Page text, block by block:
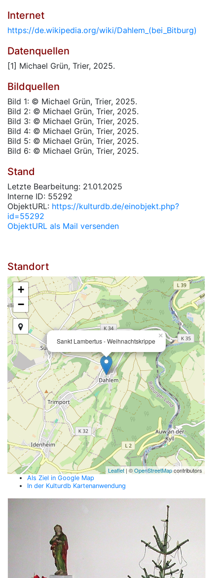
Internet
https://de.wikipedia.org/wiki/Dahlem_(bei_Bitburg)
Datenquellen
[1] Michael Grün, Trier, 2025.
Bildquellen
Bild 1: © Michael Grün, Trier, 2025.
Bild 2: © Michael Grün, Trier, 2025.
Bild 3: © Michael Grün, Trier, 2025.
Bild 4: © Michael Grün, Trier, 2025.
Bild 5: © Michael Grün, Trier, 2025.
Bild 6: © Michael Grün, Trier, 2025.
Stand
Letzte Bearbeitung: 21.01.2025
Interne ID: 55292
ObjektURL: https://kulturdb.de/einobjekt.php?
id=55292
ObjektURL als Mail versenden
Standort
Sankt Lambertus - Weihnachtskrippe
×
+
−
Leaflet | ©OpenStreetMapcontributors
Als Ziel in Google Map
In der Kulturdb Kartenanwendung